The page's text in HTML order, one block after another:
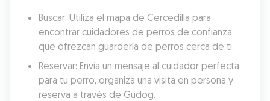
Buscar: Utiliza el mapa de Cercedilla para
encontrar cuidadores de perros de confianza
que ofrezcan guardería de perros cerca de ti.
Reservar: Envía un mensaje al cuidador perfecta
para tu perro, organiza una visita en persona y
reserva a través de Gudog.